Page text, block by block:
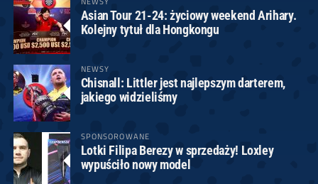
Asian Tour 21-24: życiowy weekend Arihary.
Kolejny tytuł dla Hongkongu
NEWSY
Chisnall: Littler jest najlepszym darterem,
jakiego widzieliśmy
SPONSOROWANE
Lotki Filipa Berezy w sprzedaży! Loxley
wypuściło nowy model